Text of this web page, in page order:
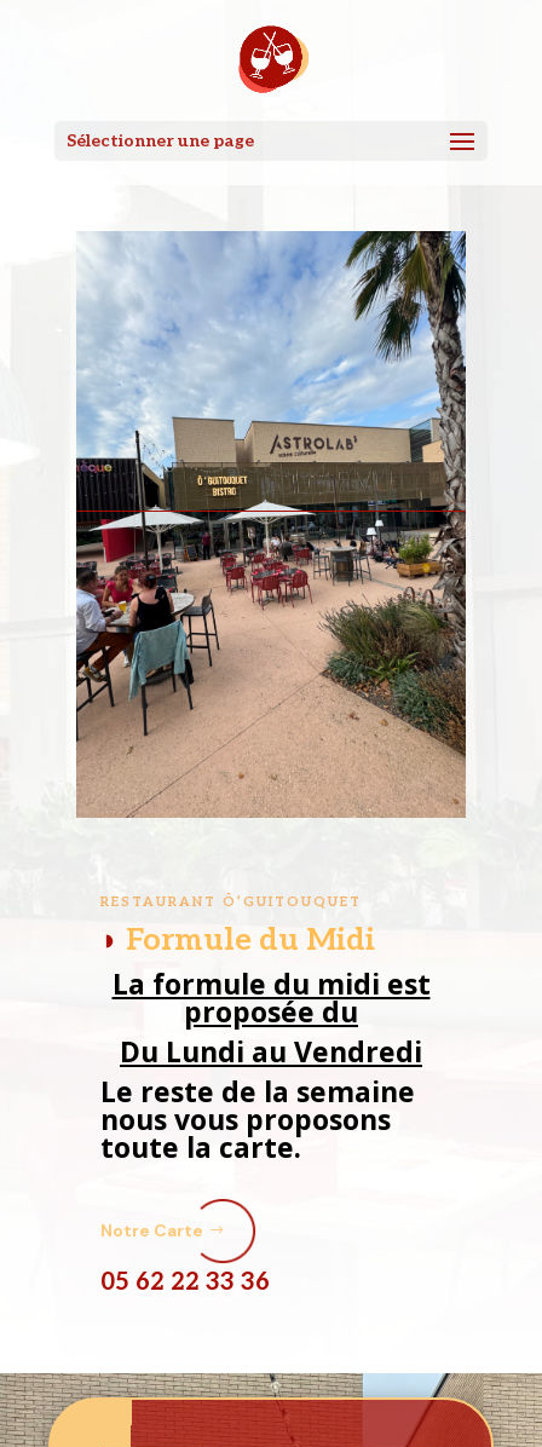
Sélectionner une page
RESTAURANT Ô’GUITOUQUET
◗ Formule du Midi
La formule du midi est
proposée du
Du Lundi au Vendredi
Le reste de la semaine
nous vous proposons
toute la carte.
Notre Carte
05 62 22 33 36